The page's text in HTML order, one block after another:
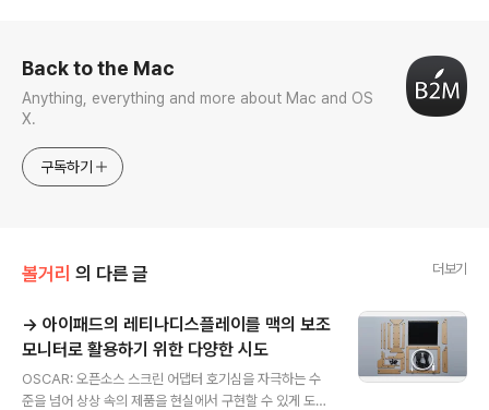
Back to the Mac
Anything, everything and more about Mac and OS
X.
구독하기
볼거리 의 다른 글 더보기
→ 아이패드의 레티나디스플레이를 맥의 보조
모니터로 활용하기 위한 다양한 시도
OSCAR: 오픈소스 스크린 어댑터 호기심을 자극하는 수
준을 넘어 상상 속의 제품을 현실에서 구현할 수 있게 도와